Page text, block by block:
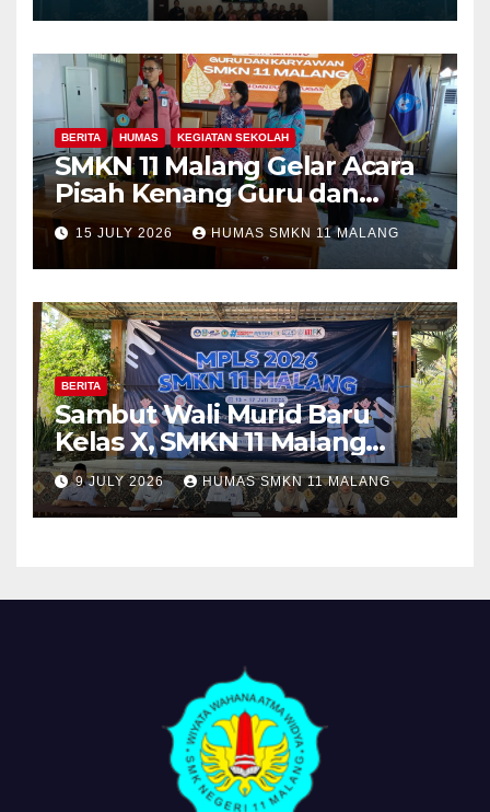
Program Kolaboratif
BERITA HUMAS KEGIATAN SEKOLAH
SMKN 11 Malang Gelar Acara
Pisah Kenang Guru dan
Tenaga Kependidikan yang
Purna Tugas dan Mutasi
Tugas
15 JULY 2026 HUMAS SMKN 11 MALANG
BERITA
Sambut Wali Murid Baru
Kelas X, SMKN 11 Malang
Sosialisasikan Komitmen
“MPLS Ramah”
9 JULY 2026 HUMAS SMKN 11 MALANG